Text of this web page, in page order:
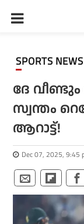
SPORTS NEWS
ദേ
സ്വന്തം
ആറാട്ട്!
Dec 07, 2025, 9:45